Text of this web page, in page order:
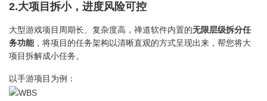
2.大项目拆小，进度风险可控
大型游戏项目周期长、复杂度高，禅道软件内置的无限层级拆分任
务功能，将项目的任务架构以清晰直观的方式呈现出来，帮您将大
项目拆解成小任务。
以手游项目为例：